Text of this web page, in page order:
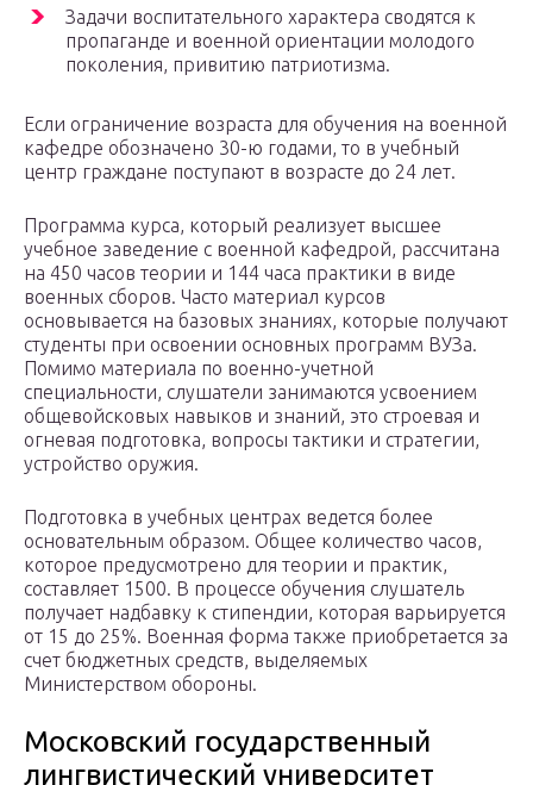
Задачи воспитательного характера сводятся к
пропаганде и военной ориентации молодого
поколения, привитию патриотизма.
Если ограничение возраста для обучения на военной
кафедре обозначено 30-ю годами, то в учебный
центр граждане поступают в возрасте до 24 лет.
Программа курса, который реализует высшее
учебное заведение с военной кафедрой, рассчитана
на 450 часов теории и 144 часа практики в виде
военных сборов. Часто материал курсов
основывается на базовых знаниях, которые получают
студенты при освоении основных программ ВУЗа.
Помимо материала по военно-учетной
специальности, слушатели занимаются усвоением
общевойсковых навыков и знаний, это строевая и
огневая подготовка, вопросы тактики и стратегии,
устройство оружия.
Подготовка в учебных центрах ведется более
основательным образом. Общее количество часов,
которое предусмотрено для теории и практик,
составляет 1500. В процессе обучения слушатель
получает надбавку к стипендии, которая варьируется
от 15 до 25%. Военная форма также приобретается за
счет бюджетных средств, выделяемых
Министерством обороны.
Московский государственный
лингвистический университет